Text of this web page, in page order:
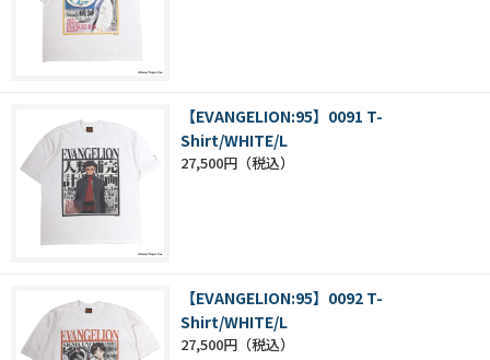
【EVANGELION:95】0091 T-
Shirt/WHITE/L
27,500円
【EVANGELION:95】0092 T-
Shirt/WHITE/L
27,500円